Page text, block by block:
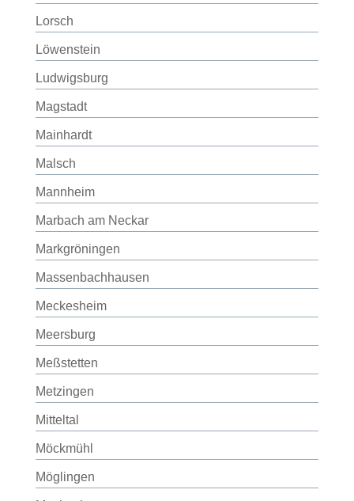
Lorsch
Löwenstein
Ludwigsburg
Magstadt
Mainhardt
Malsch
Mannheim
Marbach am Neckar
Markgröningen
Massenbachhausen
Meckesheim
Meersburg
Meßstetten
Metzingen
Mitteltal
Möckmühl
Möglingen